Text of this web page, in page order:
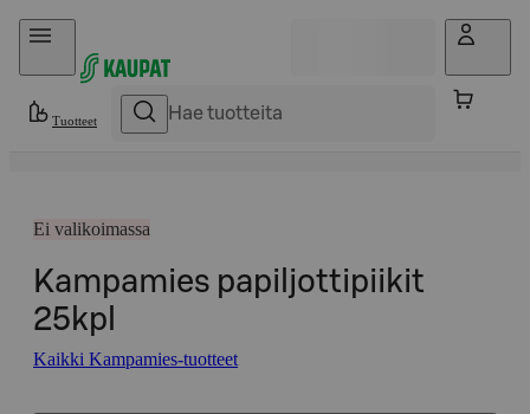
Hyppää sisältöön
Tuotteet
Ei valikoimassa
Kampamies papiljottipiikit
25kpl
Kaikki Kampamies-tuotteet